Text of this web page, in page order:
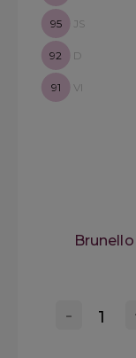
95 JS
92 D
91 VI
-